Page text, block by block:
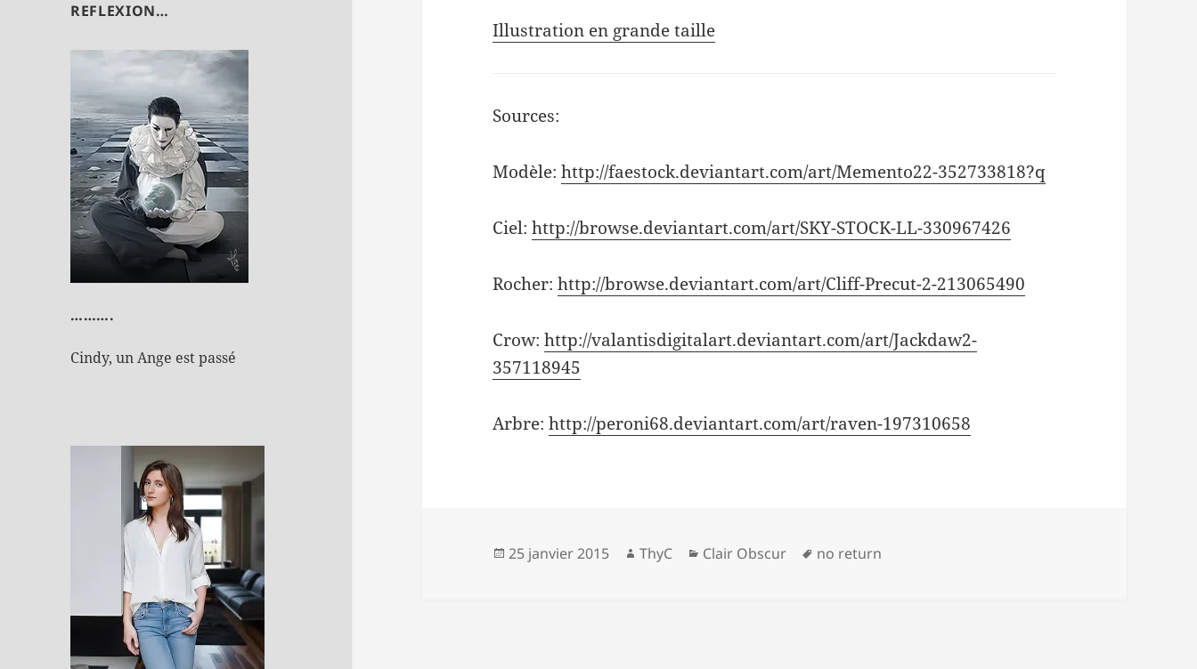
REFLEXION…
……….
Cindy, un Ange est passé
Illustration en grande taille
Sources:
Modèle:http://faestock.deviantart.com/art/Memento22-352733818?q
Ciel:http://browse.deviantart.com/art/SKY-STOCK-LL-330967426
Rocher:http://browse.deviantart.com/art/Cliff-Precut-2-213065490
Crow:http://valantisdigitalart.deviantart.com/art/Jackdaw2-
357118945
Arbre:http://peroni68.deviantart.com/art/raven-197310658
Publié
25 janvier 2015 Auteur
ThyC Catégories
Clair Obscur
Mots-
no return